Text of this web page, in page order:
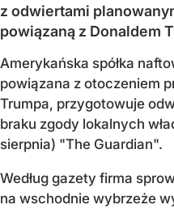
z odwiertami
powiązaną z Donaldem
Amerykańska spółka
powiązana z otoczeniem
Trumpa, przygotowuje
braku zgody lokalnych
sierpnia) "The Guardian".
Według gazety firma
na wschodnie wybrzeże